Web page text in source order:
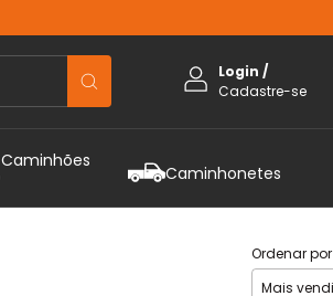
Login /
Cadastre-se
Caminhões
Caminhonetes
Ordenar por